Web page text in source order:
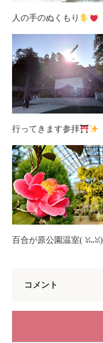
人の手のぬくもり
行ってきます参拝
百合が原公園温室(⁠ ⁠ꈍ⁠ᴗ⁠ꈍ⁠)
コメント